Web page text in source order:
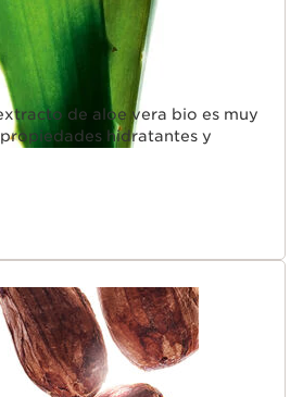
de aloe vera bio es muy
hidratantes y